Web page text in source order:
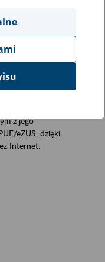
z jego
eZUS, dzięki
Internet.